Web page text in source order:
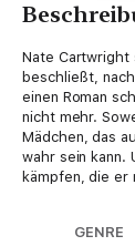
Nate Cartwright
beschließt,
einen Roman
nicht mehr.
Mädchen, das
wahr sein kann.
kämpfen, die er
GENRE